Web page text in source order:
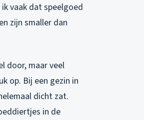
vaak dat speelgoed
zijn smaller dan
door, maar veel
op. Bij een gezin in
dicht zat.
in de